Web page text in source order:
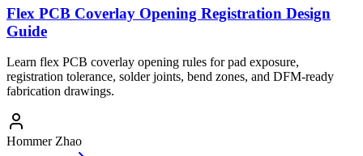
Flex PCB Coverlay Opening Registration Design
Guide
Learn flex PCB coverlay opening rules for pad exposure,
registration tolerance, solder joints, bend zones, and DFM-ready
fabrication drawings.
Hommer Zhao